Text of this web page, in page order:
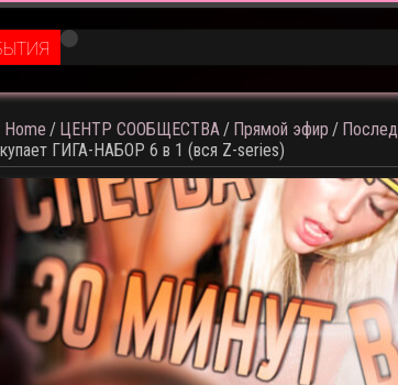
⚠️ Кадры из предстоящего ролика
Home / ЦЕНТР СООБЩЕСТВА / Прямой эфир /
ГИГА-НАБОР 6 в 1 (вся Z-series)